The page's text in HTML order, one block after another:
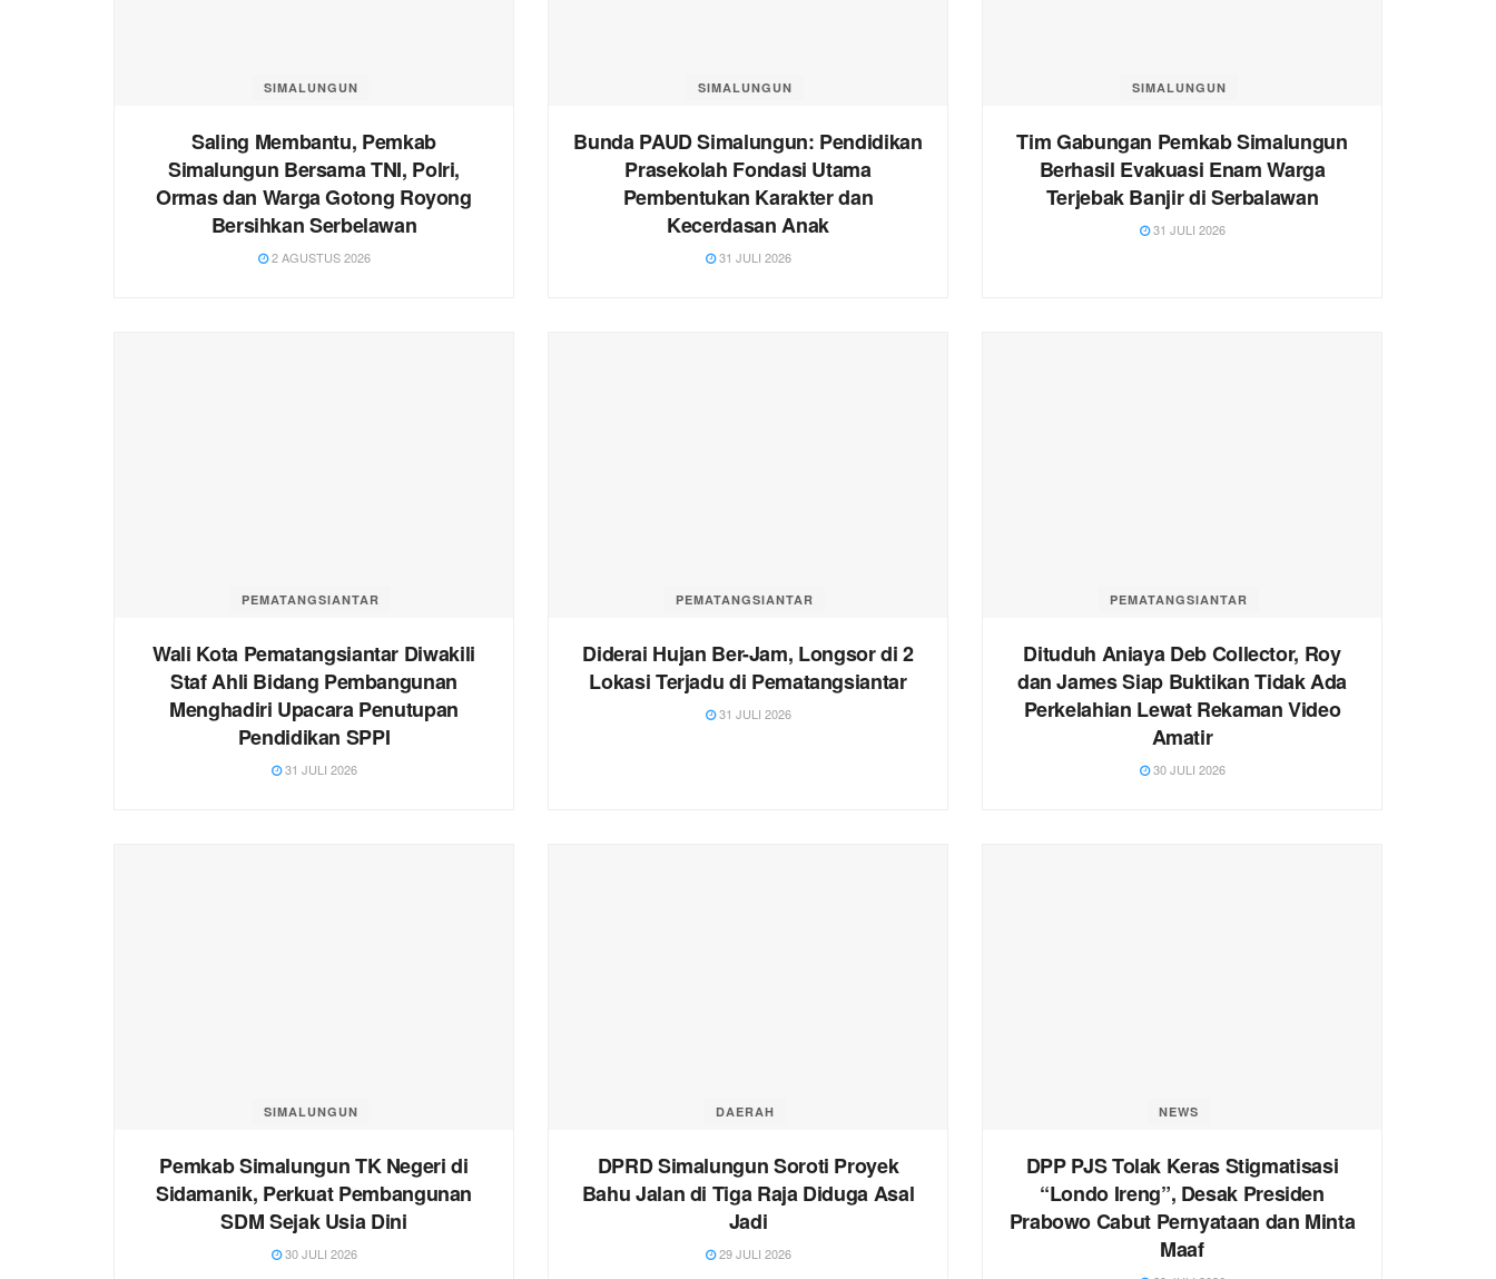
SIMALUNGUN
Saling Membantu, Pemkab
Simalungun Bersama TNI, Polri,
Ormas dan Warga Gotong Royong
Bersihkan Serbelawan
2 AGUSTUS 2026
SIMALUNGUN
Bunda PAUD Simalungun: Pendidikan
Prasekolah Fondasi Utama
Pembentukan Karakter dan
Kecerdasan Anak
31 JULI 2026
SIMALUNGUN
Tim Gabungan Pemkab Simalungun
Berhasil Evakuasi Enam Warga
Terjebak Banjir di Serbalawan
31 JULI 2026
PEMATANGSIANTAR
Wali Kota Pematangsiantar Diwakili
Staf Ahli Bidang Pembangunan
Menghadiri Upacara Penutupan
Pendidikan SPPI
31 JULI 2026
PEMATANGSIANTAR
Diderai Hujan Ber-Jam, Longsor di 2
Lokasi Terjadu di Pematangsiantar
31 JULI 2026
PEMATANGSIANTAR
Dituduh Aniaya Deb Collector, Roy
dan James Siap Buktikan Tidak Ada
Perkelahian Lewat Rekaman Video
Amatir
30 JULI 2026
SIMALUNGUN
Pemkab Simalungun TK Negeri di
Sidamanik, Perkuat Pembangunan
SDM Sejak Usia Dini
30 JULI 2026
DAERAH
DPRD Simalungun Soroti Proyek
Bahu Jalan di Tiga Raja Diduga Asal
Jadi
29 JULI 2026
NEWS
DPP PJS Tolak Keras Stigmatisasi
“Londo Ireng”, Desak Presiden
Prabowo Cabut Pernyataan dan Minta
Maaf